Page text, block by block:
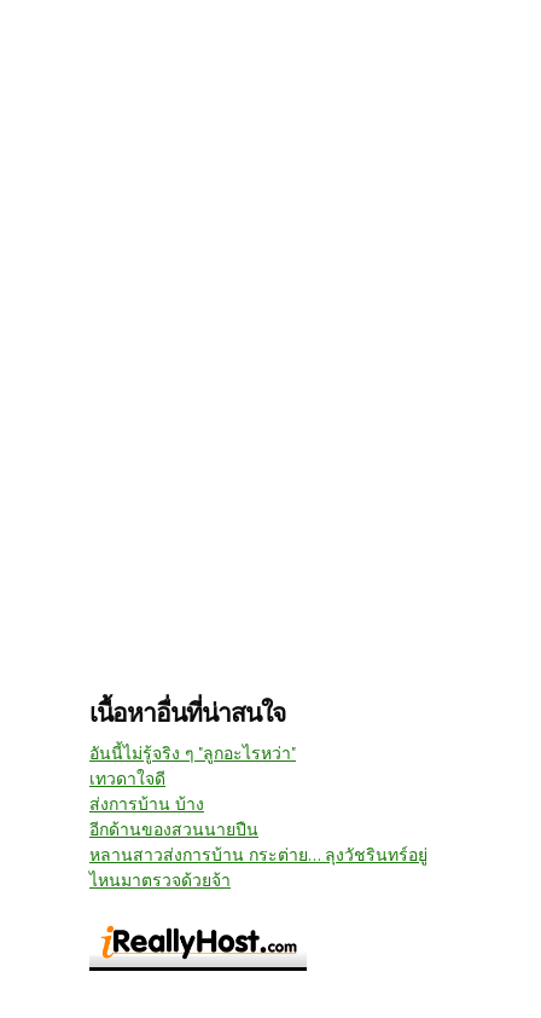
เนื้อหาอื่นที่น่าสนใจ
อันนี้ไม่รู้จริง ๆ "ลูกอะไรหว่า"
เทวดาใจดี
ส่งการบ้าน บ้าง
อีกด้านของสวนนายปืน
หลานสาวส่งการบ้าน กระต่าย... ลุงวัชรินทร์อยู่
ไหนมาตรวจด้วยจ้า